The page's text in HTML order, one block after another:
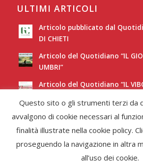
ULTIMI ARTICOLI
Articolo pubblicato dal
DI CHIETI
Articolo del Quotidiano “IL
UMBRI”
Articolo del Quotidiano “IL
Articolo del Quotidiano “LA
Questo sito o gli strumenti terzi da
avvalgono di cookie necessari al
finalità illustrate nella cookie policy.
proseguendo la navigazione in altra
all’uso dei cookie.